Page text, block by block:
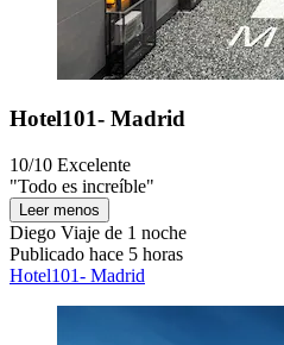
Hotel101- Madrid
10/10 Excelente
"Todo es increíble"
Leer menos
Diego Viaje de 1 noche
Publicado hace 5 horas
Hotel101- Madrid